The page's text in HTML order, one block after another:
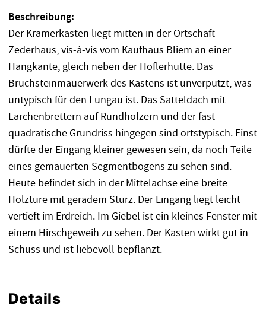
Beschreibung:
Der Kramerkasten liegt mitten in der Ortschaft
Zederhaus, vis-à-vis vom Kaufhaus Bliem an einer
Hangkante, gleich neben der Höflerhütte. Das
Bruchsteinmauerwerk des Kastens ist unverputzt, was
untypisch für den Lungau ist. Das Satteldach mit
Lärchenbrettern auf Rundhölzern und der fast
quadratische Grundriss hingegen sind ortstypisch. Einst
dürfte der Eingang kleiner gewesen sein, da noch Teile
eines gemauerten Segmentbogens zu sehen sind.
Heute befindet sich in der Mittelachse eine breite
Holztüre mit geradem Sturz. Der Eingang liegt leicht
vertieft im Erdreich. Im Giebel ist ein kleines Fenster mit
einem Hirschgeweih zu sehen. Der Kasten wirkt gut in
Schuss und ist liebevoll bepflanzt.
Details